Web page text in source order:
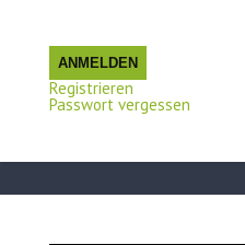
ANMELDEN
Registrieren
Passwort vergessen